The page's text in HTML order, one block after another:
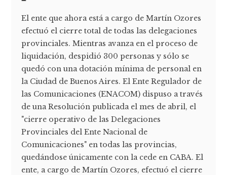
El ente que ahora está a cargo de Martín Ozores
efectuó el cierre total de todas las delegaciones
provinciales. Mientras avanza en el proceso de
liquidación, despidió 300 personas y sólo se
quedó con una dotación mínima de personal en
la Ciudad de Buenos Aires. El Ente Regulador de
las Comunicaciones (ENACOM) dispuso a través
de una Resolución publicada el mes de abril, el
"cierre operativo de las Delegaciones
Provinciales del Ente Nacional de
Comunicaciones" en todas las provincias,
quedándose únicamente con la cede en CABA. El
ente, a cargo de Martín Ozores, efectuó el cierre